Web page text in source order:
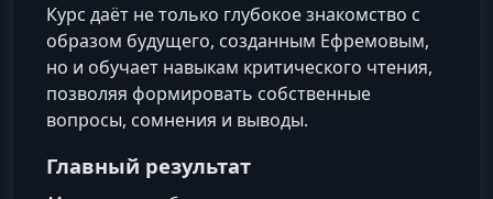
Курс даёт не только глубокое знакомство с
образом будущего, созданным Ефремовым,
но и обучает навыкам критического чтения,
позволяя формировать собственные
вопросы, сомнения и выводы.
Главный результат